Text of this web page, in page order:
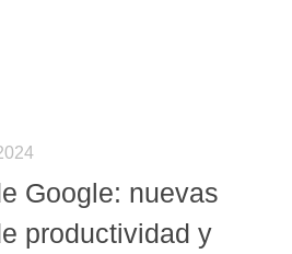
Google: nuevas
productividad y